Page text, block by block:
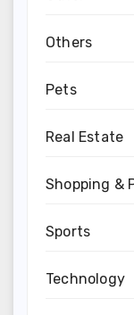
Others
Pets
Real Estate
Shopping &
Sports
Technology